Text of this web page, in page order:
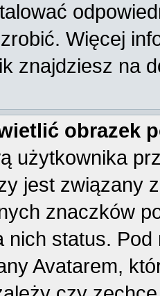
Więcej
znajdziesz na
obrazek
użytkownika
jest związany
znaczków
nich status.
Avatarem,